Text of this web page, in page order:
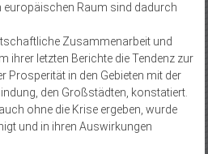
Raum sind dadurch
Zusammenarbeit und
ihrer letzten Berichte die Tendenz zur
in den Gebieten mit der
den Großstädten, konstatiert.
ohne die Krise ergeben, wurde
und in ihren Auswirkungen